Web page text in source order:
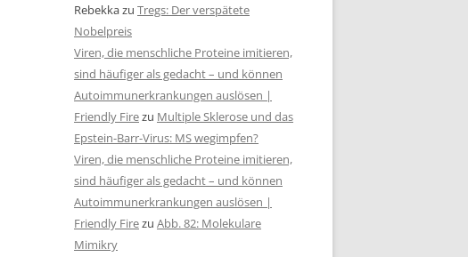
Rebekkazu Tregs: Der verspätete
Nobelpreis
Viren, die menschliche Proteine imitieren,
sind häufiger als gedacht – und können
Autoimmunerkrankungen auslösen |
Friendly Firezu Multiple Sklerose und das
Epstein-Barr-Virus: MS wegimpfen?
Viren, die menschliche Proteine imitieren,
sind häufiger als gedacht – und können
Autoimmunerkrankungen auslösen |
Friendly Firezu Abb. 82: Molekulare
Mimikry